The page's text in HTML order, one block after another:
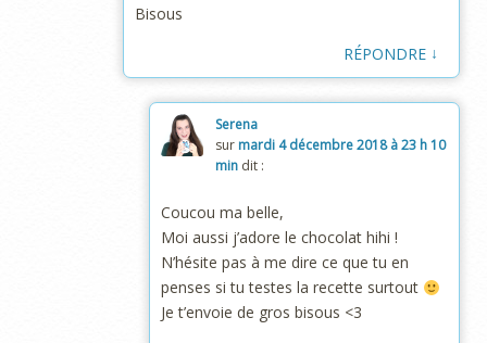
Bisous
RÉPONDRE ↓
Serena
sur mardi 4 décembre 2018 à 23 h 10
min dit :
Coucou ma belle,
Moi aussi j’adore le chocolat hihi !
N’hésite pas à me dire ce que tu en
penses si tu testes la recette surtout
Je t’envoie de gros bisous <3